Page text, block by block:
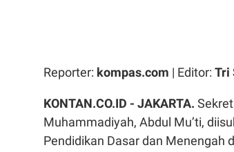
Reporter: kompas.com | Editor: Tri
KONTAN.CO.ID - JAKARTA.
Muhammadiyah, Abdul Mu’ti,
Pendidikan Dasar dan Menengah